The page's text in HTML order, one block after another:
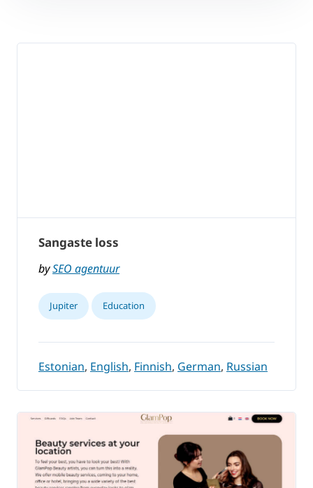
Sangaste loss
bySEO agentuur
Jupiter Education
Estonian, English, Finnish, German, Russian